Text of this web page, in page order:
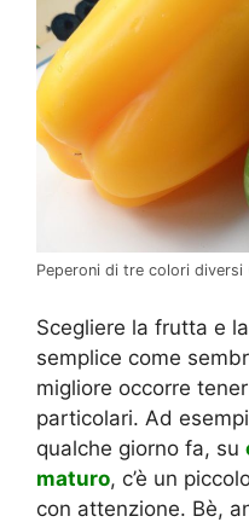
Peperoni di tre colori diversi
Scegliere la frutta e
semplice come
migliore occorre
particolari. Ad
qualche giorno fa, su
maturo, c’è un
con attenzione. Bè,